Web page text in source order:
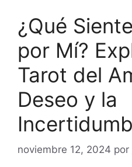
¿Qué
por Mí?
Tarot del
Deseo y la
noviembre 12, 2024 por